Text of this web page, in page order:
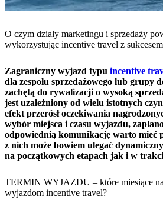
O czym działy marketingu i sprzedaży
wykorzystując incentive travel z sukcesem
Zagraniczny wyjazd typu incentive
dla zespołu sprzedażowego lub grupy
zachętą do rywalizacji o wysoką
jest uzależniony od wielu istotnych
efekt przerósł oczekiwania
wybór miejsca i czasu wyjazdu,
odpowiednią komunikację warto mieć
z nich może bowiem ulegać
na początkowych etapach jak i w
TERMIN WYJAZDU – które miesiące
wyjazdom incentive travel?